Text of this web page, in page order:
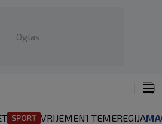
Oglas
VRIJEMEN1 TEMEREGIJA